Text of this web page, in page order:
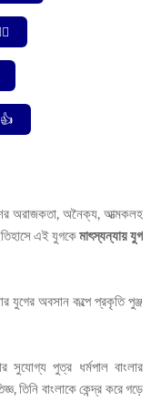
অরাজকতা, অনৈক্য, আত্মকলহ
এই যুগকেমাৎস্যন্যায় যুগ
যুগের অবসান কল্পে প্রকৃতি পুঞ্জ
সুযোগ্য পুত্র ধর্মপাল বাংলার
তিনি বাংলাকে কেন্দ্র করে গড়ে